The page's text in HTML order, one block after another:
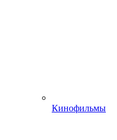
Кинофильмы